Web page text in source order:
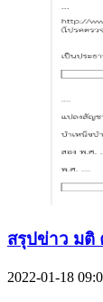
สรุปข่าว มติ
2022-01-18